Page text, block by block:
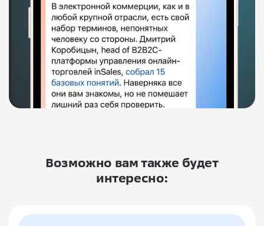
Возможно вам также будет
интересно: